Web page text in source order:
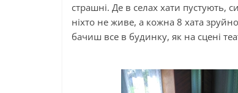
страшні. Де в селах хати пустують,
ніхто не живе, а кожна 8 хата
бачиш все в будинку, як на сцені